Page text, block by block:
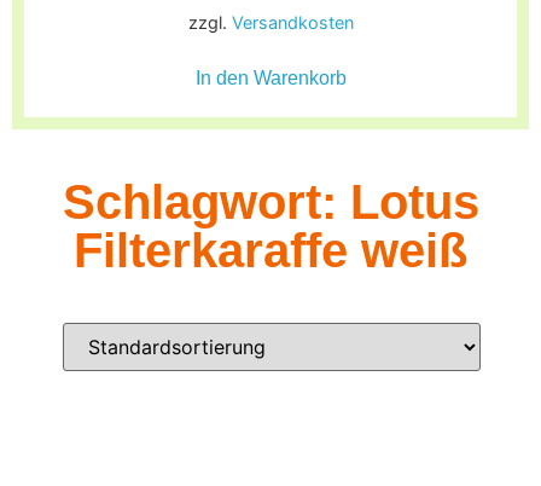
zzgl. Versandkosten
In den Warenkorb
Schlagwort: Lotus
Filterkaraffe weiß